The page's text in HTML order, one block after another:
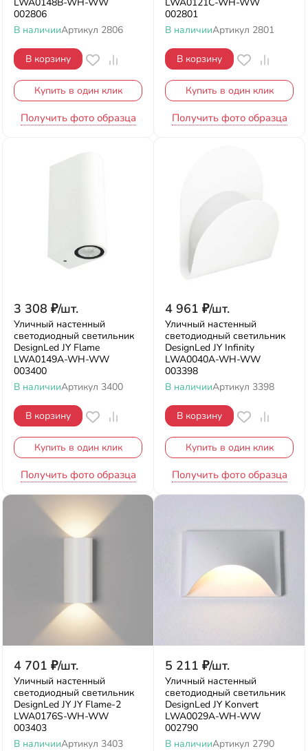
002806
В наличииАртикул 2806
В корзину
Купить в один клик
Получить фото образца
002801
В наличииАртикул 2801
В корзину
Купить в один клик
Получить фото образца
3 308 ₽/шт.
Уличный настенный
светодиодный светильник
DesignLed JY Flame
LWA0149A-WH-WW
003400
В наличииАртикул 3400
В корзину
Купить в один клик
Получить фото образца
4 961 ₽/шт.
Уличный настенный
светодиодный светильник
DesignLed JY Infinity
LWA0040A-WH-WW
003398
В наличииАртикул 3398
В корзину
Купить в один клик
Получить фото образца
4 701 ₽/шт.
Уличный настенный
светодиодный светильник
DesignLed JY JY Flame-2
LWA0176S-WH-WW
003403
В наличииАртикул 3403
5 211 ₽/шт.
Уличный настенный
светодиодный светильник
DesignLed JY Konvert
LWA0029A-WH-WW
002790
В наличииАртикул 2790